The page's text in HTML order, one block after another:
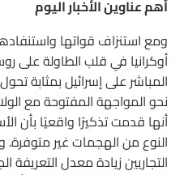
أهم عناوين الأخبار اليوم
ومع استنزاف قواتها
أوكرانيا في قلب الطاولة على
المباشر على إسرائيل بمثابة
نحو المواجهة المفتوحة مع
أنها قدمت تذكيرًا واقعيًا بأن
النوع من الهجمات غير
التجاريين زيادة معدل التعريفة